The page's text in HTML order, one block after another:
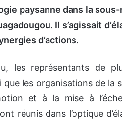
paysanne dans la
Il s’agissait
d’actions.
les représentants de
que les organisations de la
et à la mise à
réunis dans l’optique